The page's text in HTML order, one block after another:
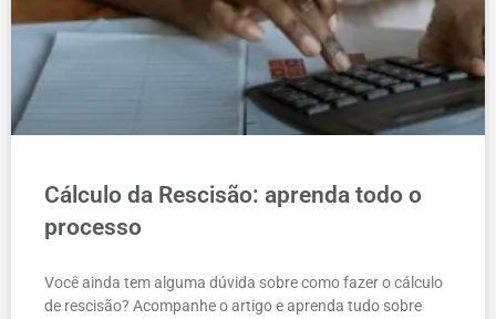
Cálculo da Rescisão: aprenda todo o
processo
Você ainda tem alguma dúvida sobre como fazer o cálculo
de rescisão? Acompanhe o artigo e aprenda tudo sobre